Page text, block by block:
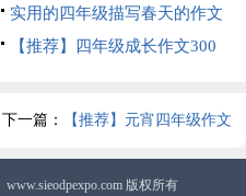
实用的四年级描写春天的作文
合集六篇
【推荐】四年级成长作文300
下一篇： 【推荐】元宵四年级作文
300字合集6篇
www.sieodpexpo.com 版权所有